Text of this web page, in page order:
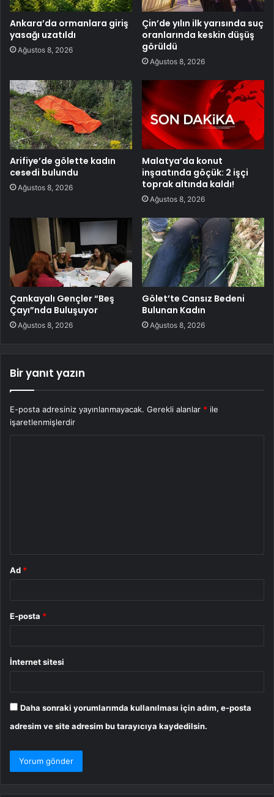
Ankara’da ormanlara giriş
yasağı uzatıldı
Ağustos 8, 2026
Çin’de yılın ilk yarısında suç
oranlarında keskin düşüş
görüldü
Ağustos 8, 2026
Arifiye’de gölette kadın
cesedi bulundu
Ağustos 8, 2026
Malatya’da konut
inşaatında göçük: 2 işçi
toprak altında kaldı!
Ağustos 8, 2026
Çankayalı Gençler “Beş
Çayı”nda Buluşuyor
Ağustos 8, 2026
Gölet’te Cansız Bedeni
Bulunan Kadın
Ağustos 8, 2026
Bir yanıt yazın
E-posta adresiniz yayınlanmayacak. Gerekli alanlar * ile
işaretlenmişlerdir
Ad *
E-posta *
İnternet sitesi
Daha sonraki yorumlarımda kullanılması için adım, e-posta
adresim ve site adresim bu tarayıcıya kaydedilsin.